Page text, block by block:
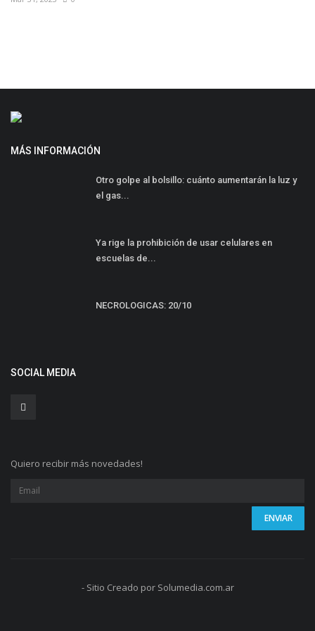
MÁS INFORMACIÓN
Otro golpe al bolsillo: cuánto aumentarán la luz y
el gas...
Ya rige la prohibición de usar celulares en
escuelas de...
NECROLOGICAS: 20/10
SOCIAL MEDIA
Quiero recibir más novedades!
- Sitio Creado por Solumedia.com.ar